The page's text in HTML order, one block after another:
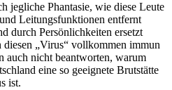
jegliche Phantasie, wie diese Leute
Leitungsfunktionen entfernt
durch Persönlichkeiten ersetzt
diesen „Virus“ vollkommen immun
auch nicht beantworten, warum
eine so geeignete Brutstätte
ist.